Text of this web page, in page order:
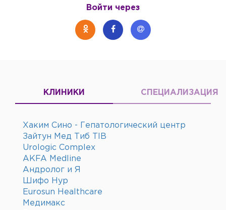
Войти через
КЛИНИКИ СПЕЦИАЛИЗАЦИЯ
Хаким Сино - Гепатологический центр
Зайтун Мед Тиб TIB
Urologic Complex
AKFA Medline
Андролог и Я
Шифо Нур
Eurosun Healthcare
Медимакс